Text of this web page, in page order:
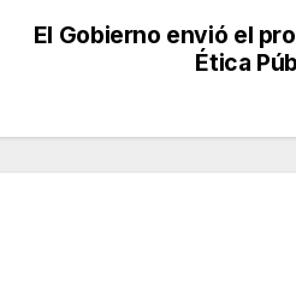
El Gobierno envió el
Ética